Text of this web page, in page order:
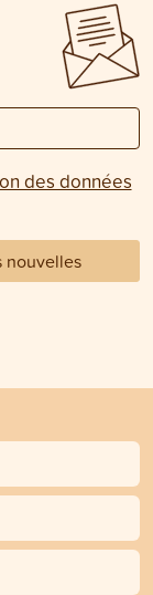
des données
nouvelles